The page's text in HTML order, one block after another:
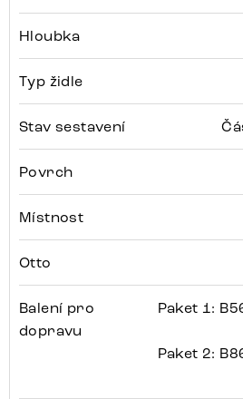
Hloubka
Typ židle
Stav sestavení
Povrch
Místnost
Otto
Balení pro
dopravu
Paket 1:
Paket 2: